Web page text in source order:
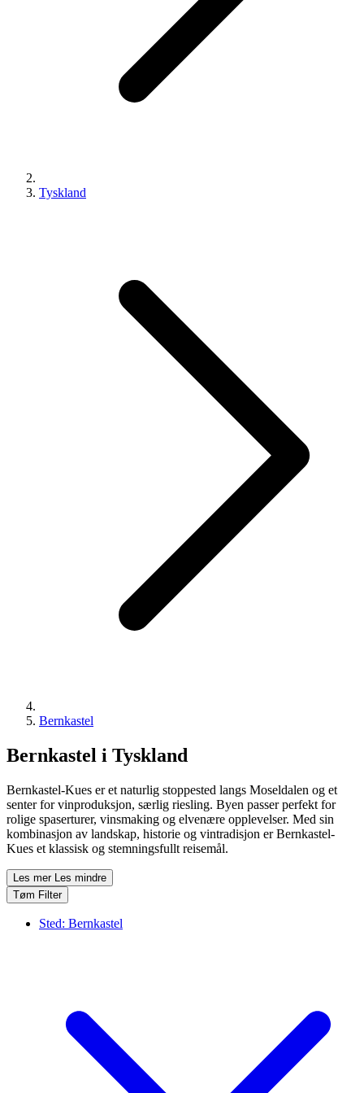
Tyskland
Bernkastel
Bernkastel i Tyskland
Bernkastel-Kues er et naturlig stoppested langs Moseldalen og et
senter for vinproduksjon, særlig riesling. Byen passer perfekt for
rolige spaserturer, vinsmaking og elvenære opplevelser. Med sin
kombinasjon av landskap, historie og vintradisjon er Bernkastel-
Kues et klassisk og stemningsfullt reisemål.
Les mer Les mindre
Tøm Filter
Sted: Bernkastel